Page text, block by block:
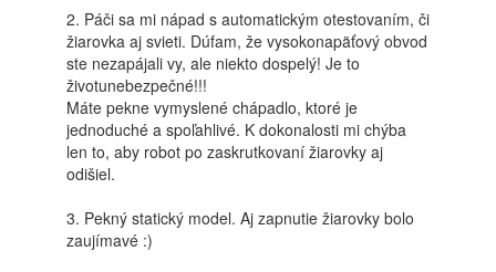
2. Páči sa mi nápad s automatickým otestovaním, či
žiarovka aj svieti. Dúfam, že vysokonapäťový obvod
ste nezapájali vy, ale niekto dospelý! Je to
životunebezpečné!!!
Máte pekne vymyslené chápadlo, ktoré je
jednoduché a spoľahlivé. K dokonalosti mi chýba
len to, aby robot po zaskrutkovaní žiarovky aj
odišiel.
3. Pekný statický model. Aj zapnutie žiarovky bolo
zaujímavé :)